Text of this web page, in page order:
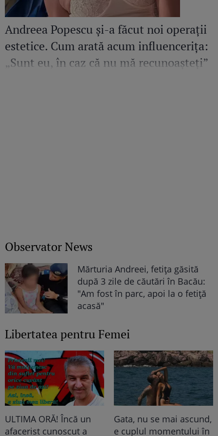
Andreea Popescu și-a făcut noi operații
estetice. Cum arată acum influencerița:
„Sunt eu, în caz că nu mă recunoașteți”
Observator News
Mărturia Andreei, fetiţa găsită
după 3 zile de căutări în Bacău:
"Am fost în parc, apoi la o fetiţă
acasă"
Libertatea pentru Femei
ULTIMA ORĂ! Încă un
afacerist cunoscut a
Gata, nu se mai ascund,
e cuplul momentului în